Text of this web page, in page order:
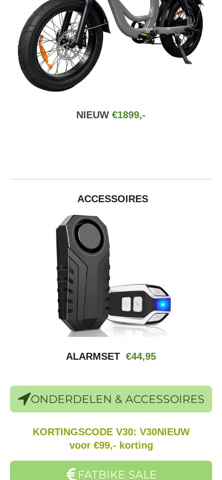
NIEUW €1899,-
ACCESSOIRES
ALARMSET €44,95
ONDERDELEN & ACCESSOIRES
KORTINGSCODE V30: V30NIEUW
voor €99,- korting
FATBIKE SALE